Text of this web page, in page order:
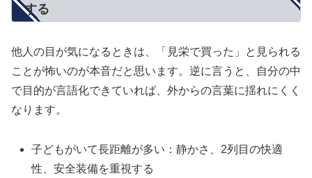
する
他人の目が気になるときは、「見栄で買った」と見られる
ことが怖いのが本音だと思います。逆に言うと、自分の中
で目的が言語化できていれば、外からの言葉に揺れにくく
なります。
子どもがいて長距離が多い：静かさ、2列目の快適
性、安全装備を重視する